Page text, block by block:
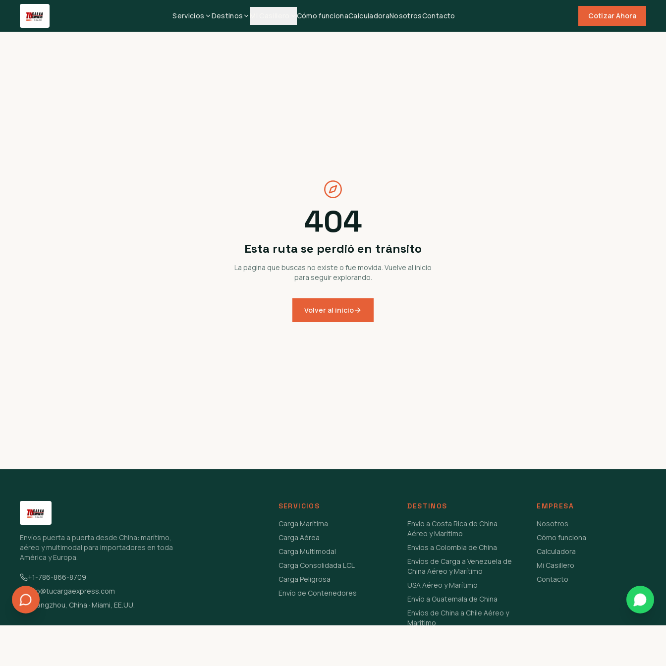
Servicios Destinos Cómo funcionaCalculadoraNosotrosContacto Cotizar Ahora
404
Esta ruta se perdió en tránsito
La página que buscas no existe o fue movida. Vuelve al inicio
para seguir explorando.
Volver al inicio
Envíos puerta a puerta desde China: marítimo,
aéreo y multimodal para importadores en toda
América y Europa.
+1-786-866-8709
info@tucargaexpress.com
Guangzhou, China · Miami, EE.UU.
SERVICIOS
Carga Marítima
Carga Aérea
Carga Multimodal
Carga Consolidada LCL
Carga Peligrosa
Envío de Contenedores
DESTINOS
Envío a Costa Rica de China
Aéreo y Marítimo
Envíos a Colombia de China
Envíos de Carga a Venezuela de
China Aéreo y Marítimo
USA Aéreo y Marítimo
Envío a Guatemala de China
Envíos de China a Chile Aéreo y
Marítimo
EMPRESA
Nosotros
Cómo funciona
Calculadora
Mi Casillero
Contacto